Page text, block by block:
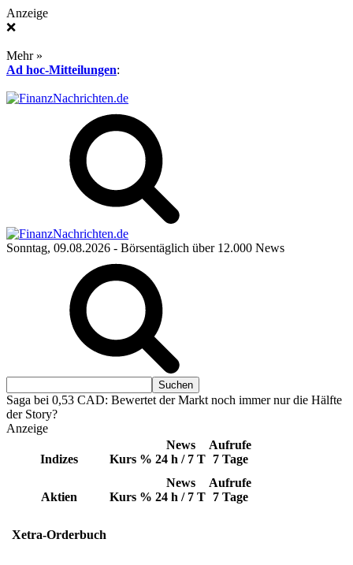
Anzeige
❌
Mehr »
Ad hoc-Mitteilungen:
Sonntag, 09.08.2026 - Börsentäglich über 12.000 News
Saga bei 0,53 CAD: Bewertet der Markt noch immer nur die Hälfte
der Story?
Anzeige
Indizes Kurs %
News
24 h / 7 T
Aufrufe
7 Tage
Aktien Kurs %
News
24 h / 7 T
Aufrufe
7 Tage
Xetra-Orderbuch